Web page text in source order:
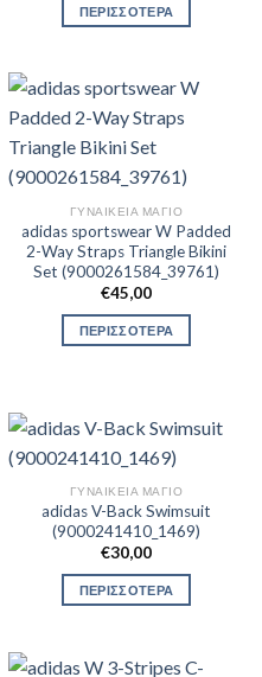
ΠΕΡΙΣΣΟΤΕΡΑ
ΓΥΝΑΙΚΕΊΑ ΜΑΓΙΌ
adidas sportswear W Padded
2-Way Straps Triangle Bikini
Set (9000261584_39761)
€45,00
ΠΕΡΙΣΣΟΤΕΡΑ
ΓΥΝΑΙΚΕΊΑ ΜΑΓΙΌ
adidas V-Back Swimsuit
(9000241410_1469)
€30,00
ΠΕΡΙΣΣΟΤΕΡΑ